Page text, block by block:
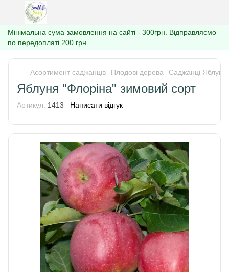
Мінімальна сума замовлення на сайті - 300грн. Відправляємо
по передоплаті 200 грн.
Асортимент саджанців Плодові дерева Саджанці Яблуні
Яблуня "Флоріна" зимовий сорт
Артикул: 1413 Написати відгук